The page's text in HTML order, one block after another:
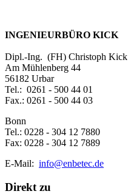
INGENIEURBÜRO KICK
Dipl.-Ing. (FH) Christoph Kick
Am Mühlenberg 44
56182 Urbar
Tel.: 0261 - 500 44 01
Fax.: 0261 - 500 44 03
Bonn
Tel.: 0228 - 304 12 7880
Fax: 0228 - 304 12 7889
E-Mail: info@enbetec.de
Direkt zu